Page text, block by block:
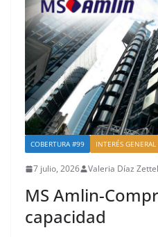
COBERTURA #99 INTERÉS GENERAL
7 julio, 2026 Valeria Díaz
MS Amlin-
capacidad